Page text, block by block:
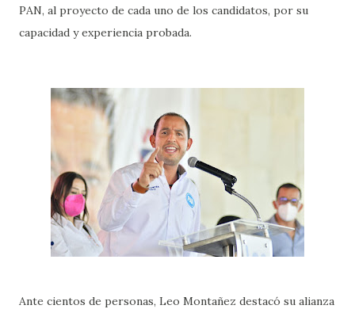
PAN, al proyecto de cada uno de los candidatos, por su
capacidad y experiencia probada.
Ante cientos de personas, Leo Montañez destacó su alianza